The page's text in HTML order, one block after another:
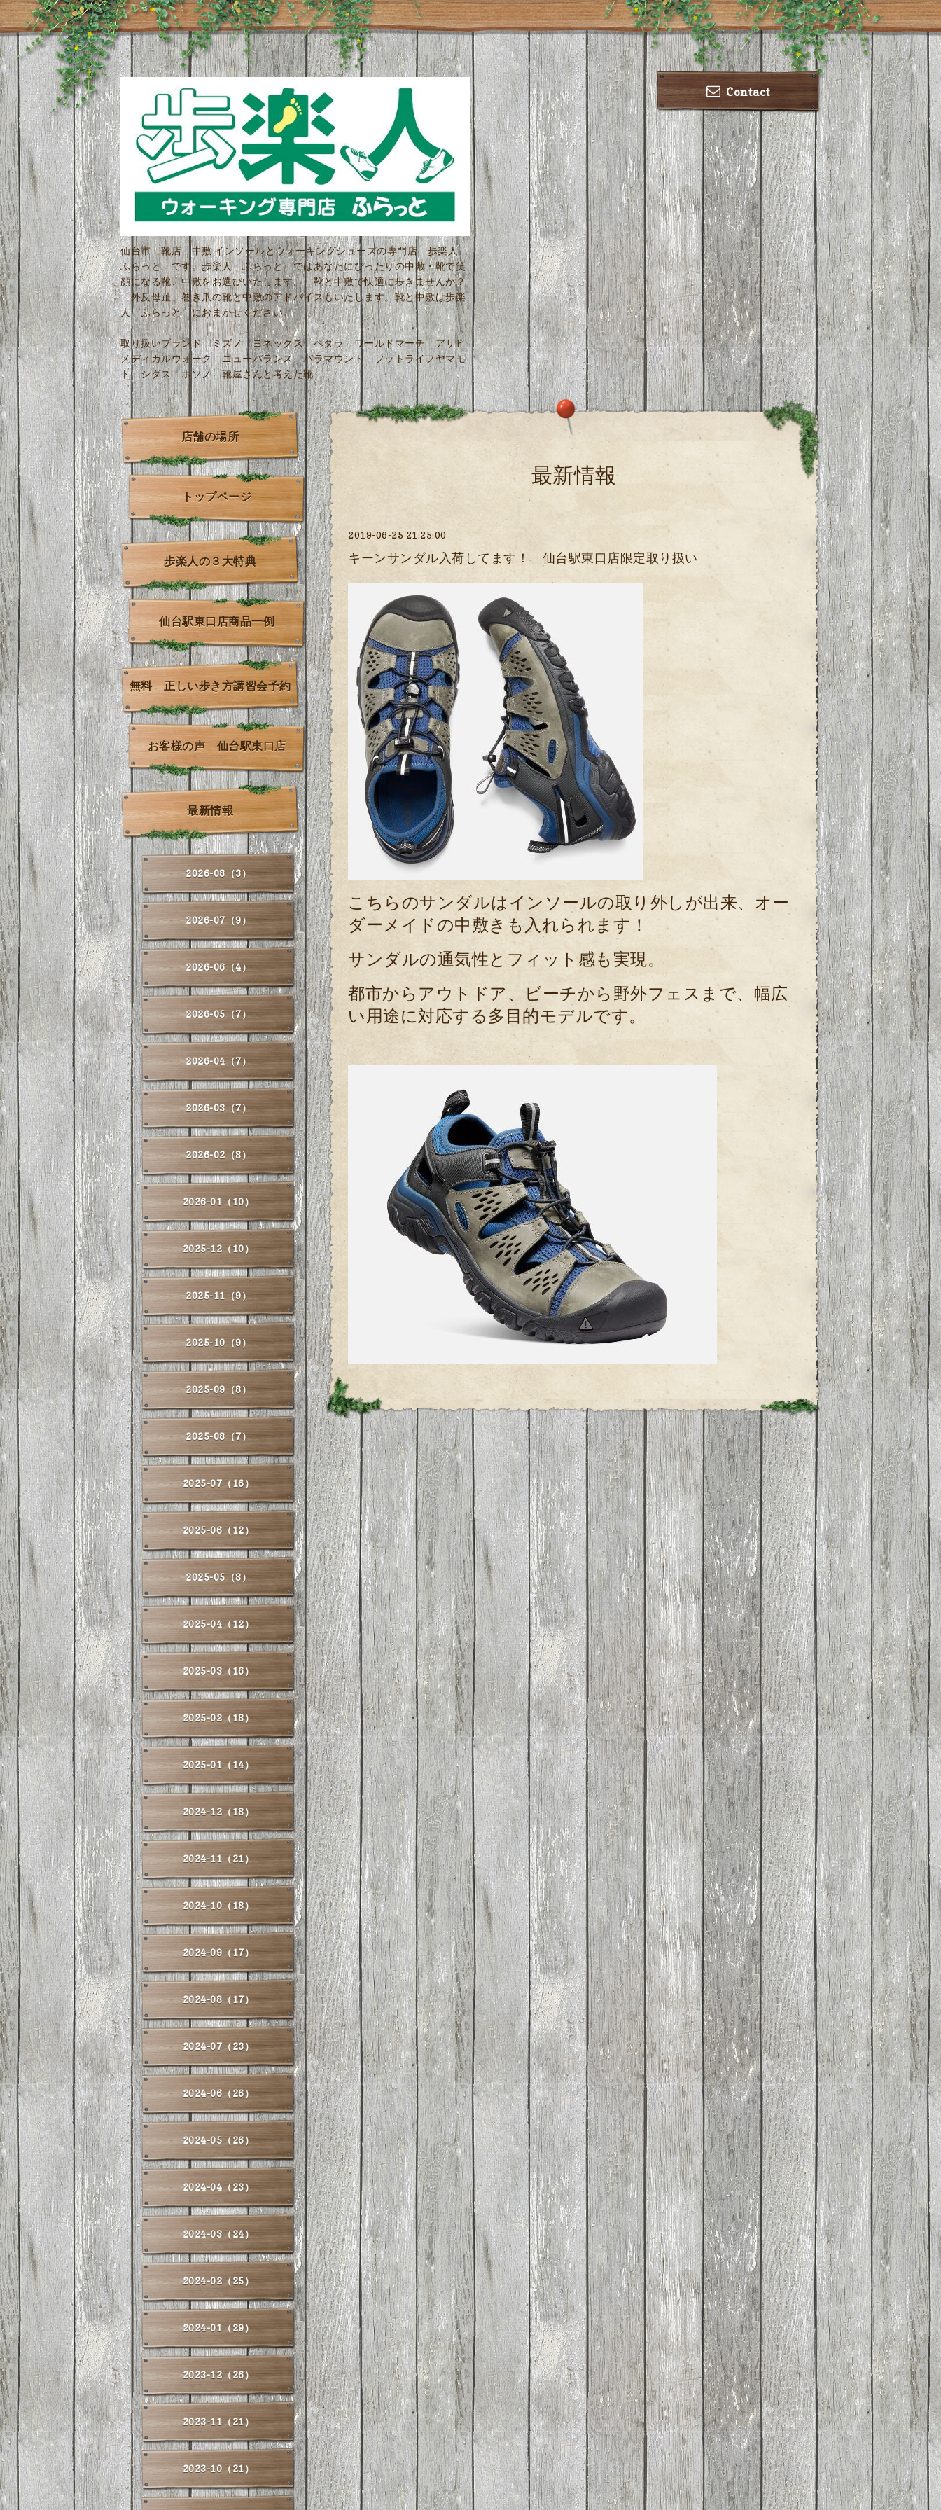
Contact
仙台市 靴店 中敷 インソールとウォーキングシューズの専門店 歩楽人
ふらっと です。歩楽人 ふらっと ではあなたにぴったりの中敷・靴で笑
顔になる靴、中敷をお選びいたします。 靴と中敷で快適に歩きませんか？
外反母趾、巻き爪の靴と中敷のアドバイスもいたします。靴と中敷は歩楽
人 ふらっと におまかせください。
取り扱いブランド ミズノ ヨネックス ペダラ ワールドマーチ アサヒ
メディカルウォーク ニューバランス パラマウント フットライフヤマモ
ト シダス ホソノ 靴屋さんと考えた靴
最新情報
2019-06-25 21:25:00
キーンサンダル入荷してます！ 仙台駅東口店限定取り扱い
こちらのサンダルはインソールの取り外しが出来、オー
ダーメイドの中敷きも入れられます！
サンダルの通気性とフィット感も実現。
都市からアウトドア、ビーチから野外フェスまで、幅広
い用途に対応する多目的モデルです。
店舗の場所
トップページ
歩楽人の３大特典
仙台駅東口店商品一例
無料 正しい歩き方講習会予約
お客様の声 仙台駅東口店
最新情報
2026-08（3）
2026-07（9）
2026-06（4）
2026-05（7）
2026-04（7）
2026-03（7）
2026-02（8）
2026-01（10）
2025-12（10）
2025-11（9）
2025-10（9）
2025-09（8）
2025-08（7）
2025-07（16）
2025-06（12）
2025-05（8）
2025-04（12）
2025-03（16）
2025-02（18）
2025-01（14）
2024-12（18）
2024-11（21）
2024-10（18）
2024-09（17）
2024-08（17）
2024-07（23）
2024-06（26）
2024-05（26）
2024-04（23）
2024-03（24）
2024-02（25）
2024-01（29）
2023-12（26）
2023-11（21）
2023-10（21）